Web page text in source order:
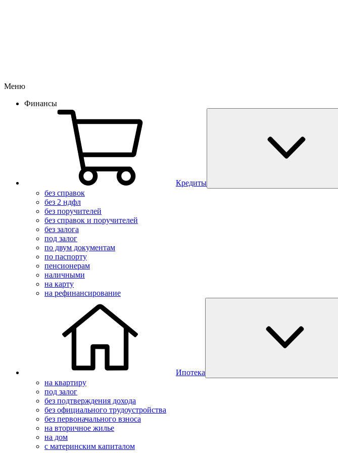
Меню
Финансы
Кредиты
без справок
без 2 ндфл
без поручителей
без справок и поручителей
без залога
под залог
по двум документам
по паспорту
пенсионерам
наличными
на карту
на рефинансирование
Ипотека
на квартиру
под залог
без подтверждения дохода
без официального трудоустройства
без первоначального взноса
на вторичное жилье
на дом
с материнским капиталом